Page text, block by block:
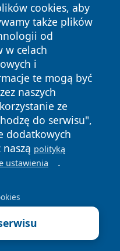
cookies, aby
także plików
od
w celach
i
te mogą być
naszych
ze
do serwisu",
dodatkowych
polityką
ustawienia .
prawa
Polityka
Cookies